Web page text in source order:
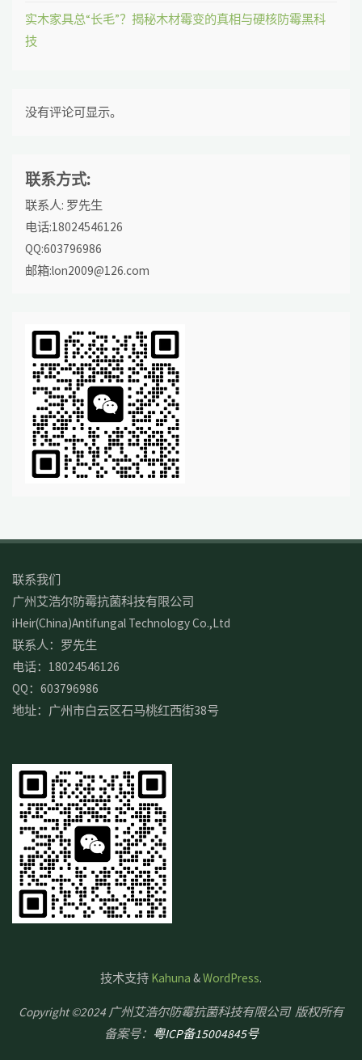
实木家具总“长毛”？揭秘木材霉变的真相与硬核防霉黑科
技
没有评论可显示。
联系方式:
联系人: 罗先生
电话:18024546126
QQ:603796986
邮箱:lon2009@126.com
联系我们
广州艾浩尔防霉抗菌科技有限公司
iHeir(China)Antifungal Technology Co.,Ltd
联系人：罗先生
电话：18024546126
QQ：603796986
地址：广州市白云区石马桃红西街38号
技术支持 Kahuna &WordPress.
Copyright ©2024 广州艾浩尔防霉抗菌科技有限公司 版权所有
备案号： 粤ICP备15004845号